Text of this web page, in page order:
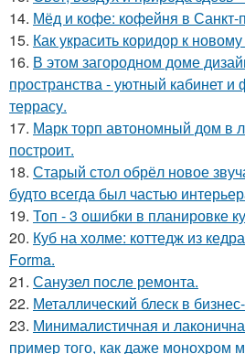
14. Мёд и кофе: кофейня в Санкт-
15. Как украсить коридор к новому
16. В этом загородном доме
пространства - уютный кабинет
террасу.
17. Марк торп автономный дом в
построит.
18. Старый стол обрёл новое
будто всегда был частью
19. Топ - 3 ошибки в планировке
20. Куб на холме: коттедж из
Forma.
21. Санузел после ремонта.
22. Металлический блеск в
23. Минималистичная и
пример того, как даже монохром